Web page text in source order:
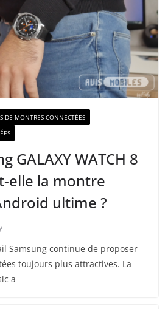
DE MONTRES CONNECTÉES
GALAXY WATCH 8
elle la montre
ultime ?
Samsung continue de proposer
toujours plus attractives. La
a